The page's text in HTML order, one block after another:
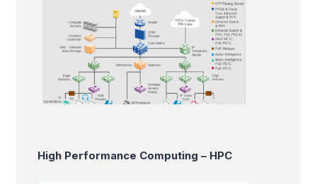
High Performance Computing – HPC